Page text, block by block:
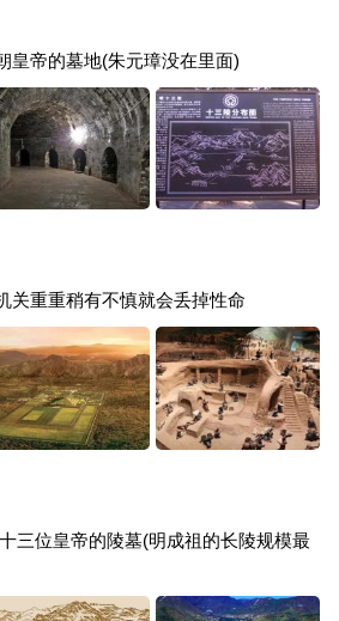
皇帝的墓地(朱元璋没在里面)
关重重稍有不慎就会丢掉性命
三位皇帝的陵墓(明成祖的长陵规模最